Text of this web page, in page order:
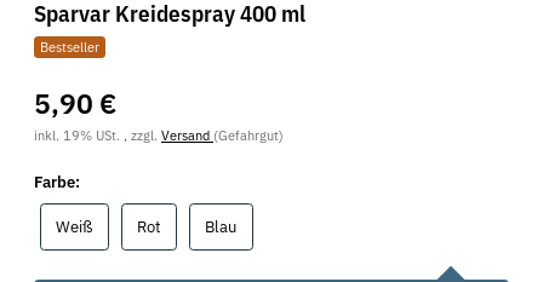
Sparvar Kreidespray 400 ml
Bestseller
5,90 €
inkl. 19% USt. , zzgl. Versand (Gefahrgut)
Farbe:
WeißWeiß RotRot BlauBlau